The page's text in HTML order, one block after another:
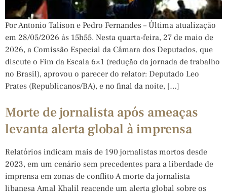
Por Antonio Talison e Pedro Fernandes – Última atualização
em 28/05/2026 às 15h55. Nesta quarta-feira, 27 de maio de
2026, a Comissão Especial da Câmara dos Deputados, que
discute o Fim da Escala 6×1 (redução da jornada de trabalho
no Brasil), aprovou o parecer do relator: Deputado Leo
Prates (Republicanos/BA), e no final da noite, […]
Morte de jornalista após ameaças
levanta alerta global à imprensa
Relatórios indicam mais de 190 jornalistas mortos desde
2023, em um cenário sem precedentes para a liberdade de
imprensa em zonas de conflito A morte da jornalista
libanesa Amal Khalil reacende um alerta global sobre os